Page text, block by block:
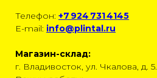
Телефон: +7 924 731 4145
E-mail: info@plintal.ru
Магазин-склад:
г. Владивосток, ул. Чкалова, д. 5.